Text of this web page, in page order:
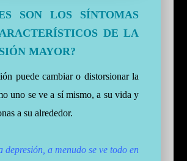
SON LOS SÍNTOMAS
DE LA
MAYOR?
puede cambiar o distorsionar la
uno se ve a sí mismo, a su vida y
a su alrededor.
depresión, a menudo se ve todo en